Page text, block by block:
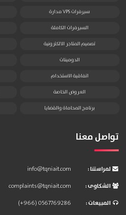
سيرفرات VPS مدارة
السيرفرات الكاملة
تصميم المتاجر الالكترونية
الدومينات
اتفاقية الاستخدام
العروض الخاصة
برنامج المحاماة والقضايا
تواصل معنا
: لمراستنا
info@tqniait.com
: الشكاوى
complaints@tqniait.com
: المبيعات
(+966) 0567769286